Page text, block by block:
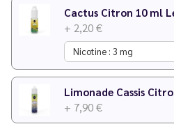
+ 2,20 €
+ 7,90 €